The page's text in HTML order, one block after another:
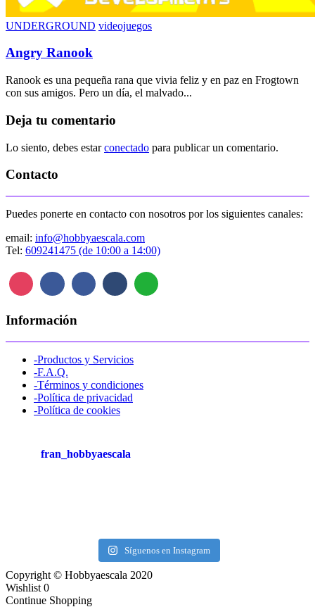
UNDERGROUND videojuegos
Angry Ranook
Ranook es una pequeña rana que vivia feliz y en paz en Frogtown
con sus amigos. Pero un día, el malvado...
Deja tu comentario
Lo siento, debes estarconectado para publicar un comentario.
Contacto
Puedes ponerte en contacto con nosotros por los siguientes canales:
email: info@hobbyaescala.com
Tel: 609241475 (de 10:00 a 14:00)
Información
-Productos y Servicios
-F.A.Q.
-Términos y condiciones
-Política de privacidad
-Política de cookies
fran_hobbyaescala
Síguenos en Instagram
Copyright © Hobbyaescala 2020
Wishlist 0
Continue Shopping